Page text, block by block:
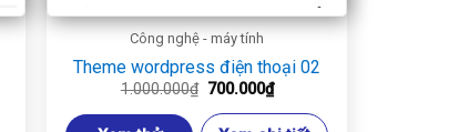
Công nghệ - máy tính
Theme wordpress điện thoại 02
1.000.000₫ Giá
là:
700.000₫Giá
hiện
tại